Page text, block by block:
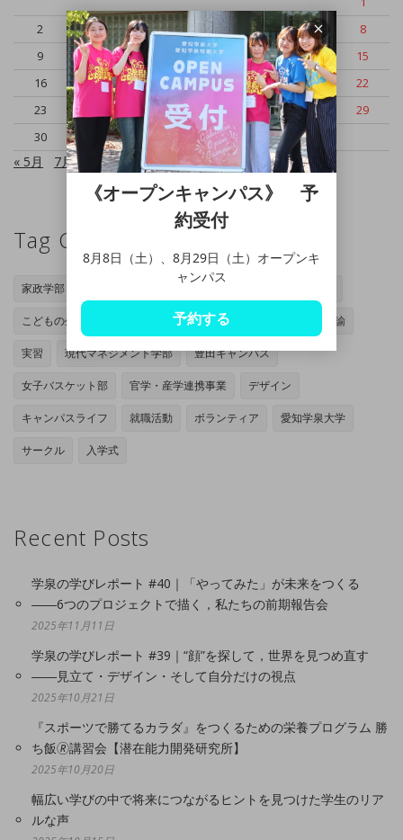
2
3 4 5 6 7
8
9
10 11 12 13 14
15
16
17 18 19 20 21
22
23
25 26 27 28
29
30
« 5月 7月 »
Tag Cloud
家政学部
こどもの生活専攻 オープンキャンパス 小学校教諭
実習 現代マネジメント学部 豊田キャンパス
女子バスケット部 官学・産学連携事業 デザイン
キャンパスライフ 就職活動 ボランティア 愛知学泉大学
サークル 入学式
Recent Posts
学泉の学びレポート #40｜「やってみた」が未来をつくる
――6つのプロジェクトで描く，私たちの前期報告会
2025年11月11日
学泉の学びレポート #39｜“顔”を探して，世界を見つめ直す
――見立て・デザイン・そして自分だけの視点
2025年10月21日
『スポーツで勝てるカラダ』をつくるための栄養プログラム 勝
ち飯🄬講習会【潜在能力開発研究所】
2025年10月20日
幅広い学びの中で将来につながるヒントを見つけた学生のリア
ルな声
《オープンキャンパス》 予
約受付
8月8日（土）、8月29日（土）オープンキ
ャンパス
予約する